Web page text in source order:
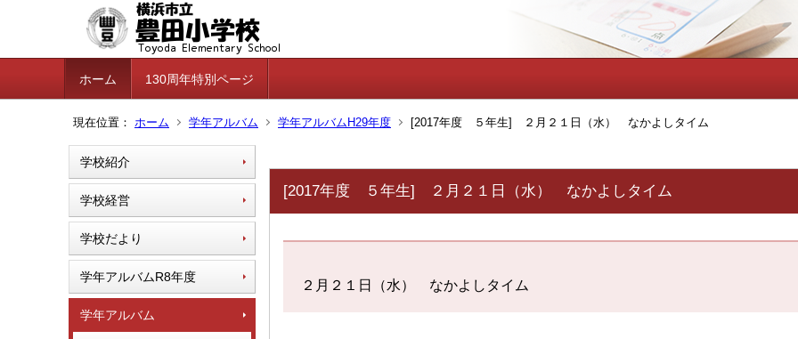
ホーム 130周年特別ページ
現在位置： ホーム 学年アルバム 学年アルバムH29年度 [2017年度 ５年生] ２月２１日（水） なかよしタイム
学校紹介
学校経営
学校だより
学年アルバムR8年度
学年アルバム
[2017年度 ５年生] ２月２１日（水） なかよしタイム
２月２１日（水） なかよしタイム